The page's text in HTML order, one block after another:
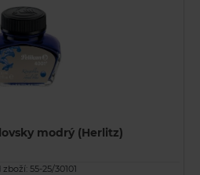
modrý (Herlitz)
55-25/30101